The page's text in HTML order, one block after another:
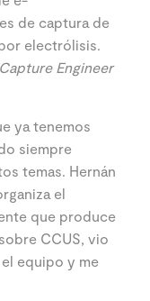
de captura de
electrólisis.
Engineer
ya tenemos
siempre
temas. Hernán
el
que produce
CCUS, vio
equipo y me